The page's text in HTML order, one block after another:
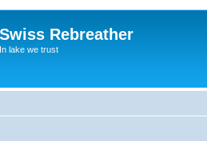
Swiss Rebreather
In lake we trust